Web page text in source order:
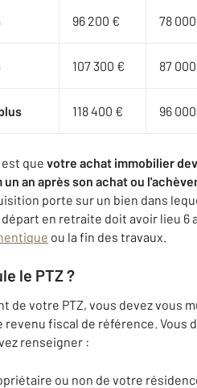
96 200 € 78
107 300 € 87
118 400 € 96
que votre achat immobilier
an après son achat ou
porte sur un bien dans
en retraite doit avoir lieu 6
ou la fin des travaux.
le PTZ ?
de votre PTZ, vous devez vous
revenu fiscal de référence. Vous
renseigner :
ou non de votre